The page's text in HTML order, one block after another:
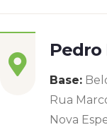
Pedro
Base:
Rua
Nova